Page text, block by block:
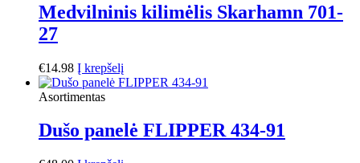
Medvilninis kilimėlis Skarhamn 701-
27
€14.98 Į krepšelį
Asortimentas
Dušo panelė FLIPPER 434-91